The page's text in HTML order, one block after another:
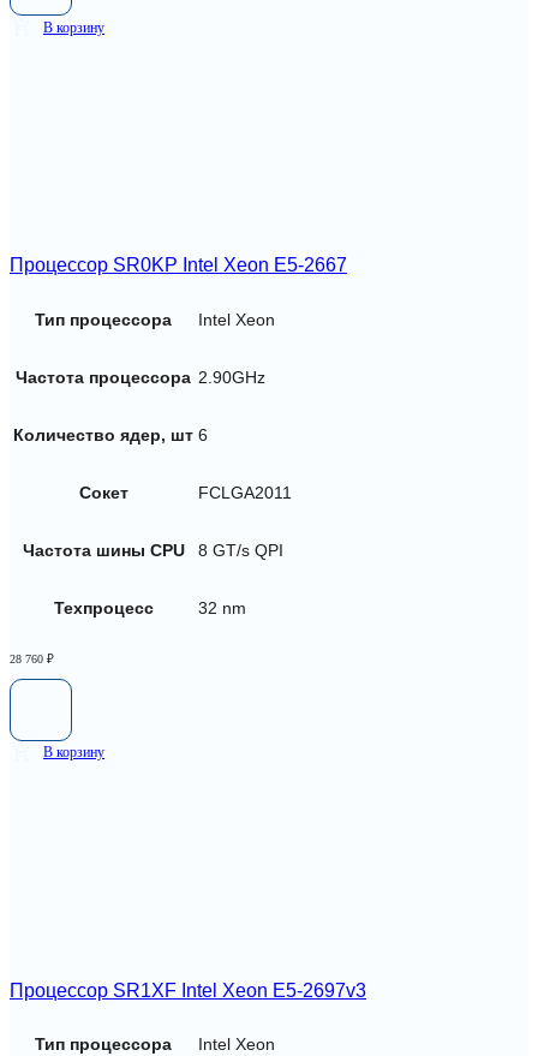
В корзину
Процессор SR0KP Intel Xeon E5-2667
Тип процессора Intel Xeon
Частота процессора 2.90GHz
Количество ядер, шт 6
Сокет FCLGA2011
Частота шины CPU 8 GT/s QPI
Техпроцесс 32 nm
28 760 ₽
В корзину
Процессор SR1XF Intel Xeon E5-2697v3
Тип процессора Intel Xeon